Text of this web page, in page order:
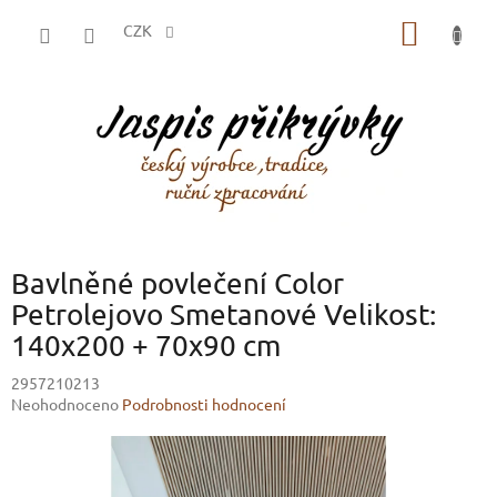
CZK
Bavlněné povlečení Color
Petrolejovo Smetanové Velikost:
140x200 + 70x90 cm
2957210213
Průměrné
Neohodnoceno Podrobnosti hodnocení